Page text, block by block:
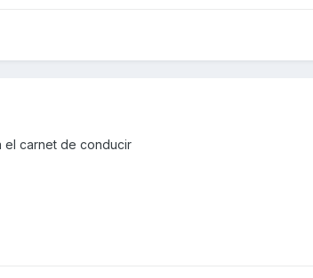
el carnet de conducir